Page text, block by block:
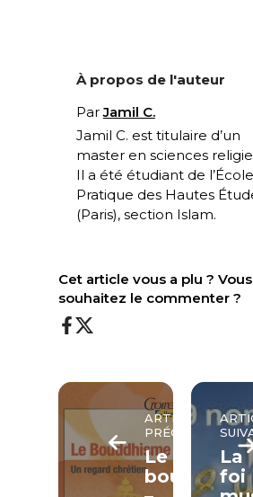
À propos de l'auteur
ParJamil C.
Jamil C. est titulaire d’un
master en sciences
Il a été étudiant de l’École
Pratique des Hautes
(Paris), section Islam.
Cet article vous a plu ? Vous
souhaitez le commenter ?
ARTICLE
PRÉCÉDENT
Le
La
foi